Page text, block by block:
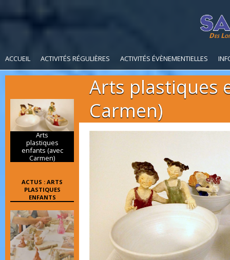
Des
ACCUEIL ACTIVITÉS RÉGULIÈRES ACTIVITÉS ÉVÈNEMENTIELLES
Arts plastiques
Carmen)
Arts
plastiques
enfants (avec
Carmen)
ACTUS : ARTS
PLASTIQUES
ENFANTS